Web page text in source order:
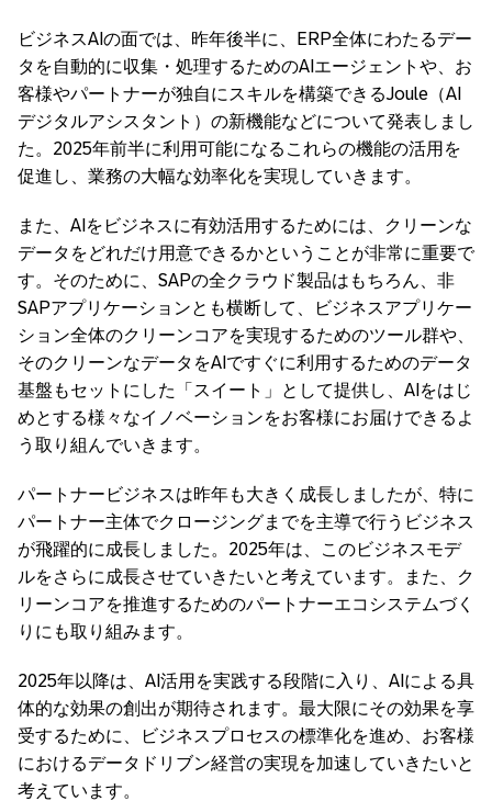
ビジネスAIの面では、昨年後半に、ERP全体にわたるデー
タを自動的に収集・処理するためのAIエージェントや、お
客様やパートナーが独自にスキルを構築できるJoule（AI
デジタルアシスタント）の新機能などについて発表しまし
た。2025年前半に利用可能になるこれらの機能の活用を
促進し、業務の大幅な効率化を実現していきます。
また、AIをビジネスに有効活用するためには、クリーンな
データをどれだけ用意できるかということが非常に重要で
す。そのために、SAPの全クラウド製品はもちろん、非
SAPアプリケーションとも横断して、ビジネスアプリケー
ション全体のクリーンコアを実現するためのツール群や、
そのクリーンなデータをAIですぐに利用するためのデータ
基盤もセットにした「スイート」として提供し、AIをはじ
めとする様々なイノベーションをお客様にお届けできるよ
う取り組んでいきます。
パートナービジネスは昨年も大きく成長しましたが、特に
パートナー主体でクロージングまでを主導で行うビジネス
が飛躍的に成長しました。2025年は、このビジネスモデ
ルをさらに成長させていきたいと考えています。また、ク
リーンコアを推進するためのパートナーエコシステムづく
りにも取り組みます。
2025年以降は、AI活用を実践する段階に入り、AIによる具
体的な効果の創出が期待されます。最大限にその効果を享
受するために、ビジネスプロセスの標準化を進め、お客様
におけるデータドリブン経営の実現を加速していきたいと
考えています。